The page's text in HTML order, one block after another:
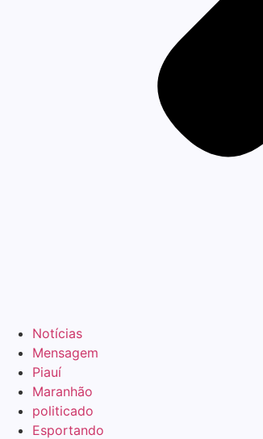
Notícias
Mensagem
Piauí
Maranhão
politicado
Esportando